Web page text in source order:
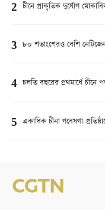
2 চীনে প্রাকৃতিক দুর্যোগ
3 ৮০ শতাংশেরও বেশি
4 চলতি বছরের প্রথমার্ধে
5 একাধিক চীনা গবেষণা-